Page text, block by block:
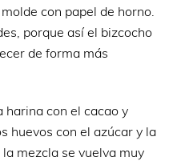
con papel de horno.
porque así el bizcocho
de forma más
harina con el cacao y
huevos con el azúcar y la
mezcla se vuelva muy